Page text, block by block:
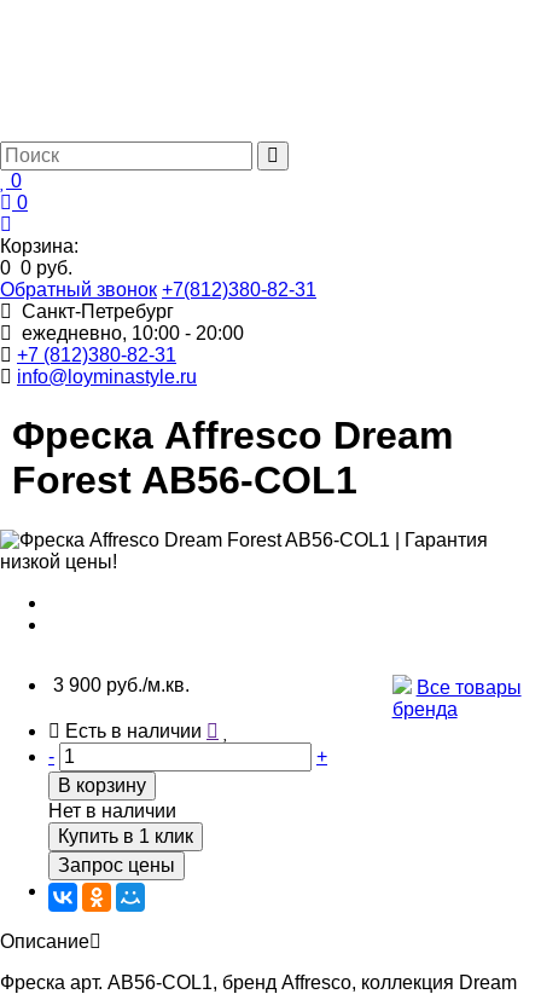
0
0
Корзина:
0 0 руб.
Обратный звонок +7(812)380-82-31
Санкт-Петребург
ежедневно, 10:00 - 20:00
+7 (812)380-82-31
info@loyminastyle.ru
Фреска Affresco Dream
Forest AB56-COL1
3 900 руб./м.кв.
Все товары
бренда
Есть в наличии
-
+
В корзину
Нет в наличии
Купить в 1 клик
Запрос цены
Описание
Фреска арт. AB56-COL1, бренд Affresco, коллекция Dream